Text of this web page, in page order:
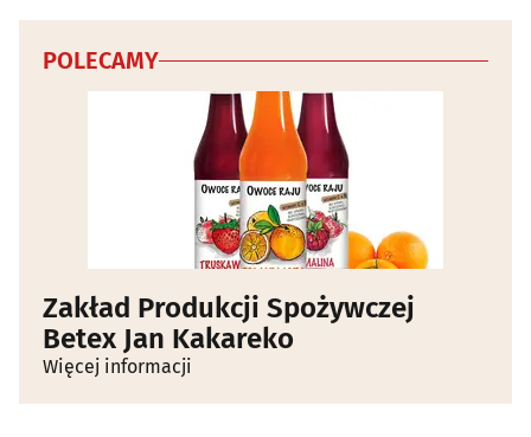
POLECAMY
Zakład Produkcji Spożywczej
Betex Jan Kakareko
Więcej informacji